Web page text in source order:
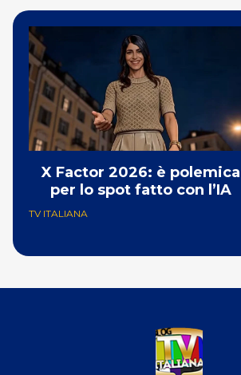
X Factor 2026: è polemica
per lo spot fatto con l’IA
TV ITALIANA